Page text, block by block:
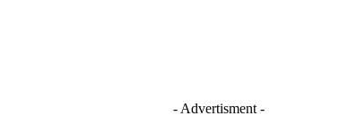
- Advertisment -